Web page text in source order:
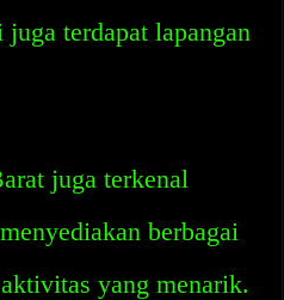
terdapat lapangan
juga terkenal
berbagai
yang menarik.